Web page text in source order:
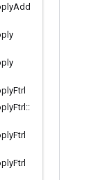
Add
Ftrl
Ftrl ::
Ftrl
Ftrl